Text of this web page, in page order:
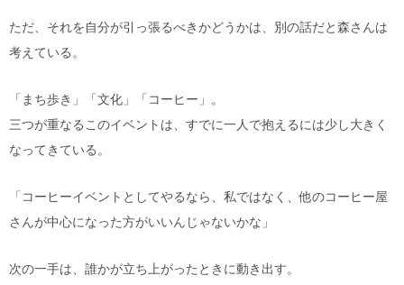
ただ、それを自分が引っ張るべきかどうかは、別の話だと森さんは
考えている。
「まち歩き」「文化」「コーヒー」。
三つが重なるこのイベントは、すでに一人で抱えるには少し大きく
なってきている。
「コーヒーイベントとしてやるなら、私ではなく、他のコーヒー屋
さんが中心になった方がいいんじゃないかな」
次の一手は、誰かが立ち上がったときに動き出す。